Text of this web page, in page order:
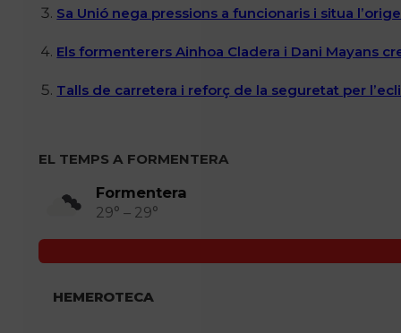
Sa Unió nega pressions a funcionaris i situa
Els formenterers Ainhoa Cladera i Dani Mayans
Talls de carretera i reforç de la seguretat per
EL TEMPS A FORMENTERA
Formentera
29° – 29°
HEMEROTECA